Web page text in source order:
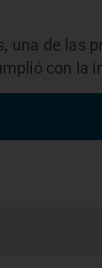
, una de las
con la